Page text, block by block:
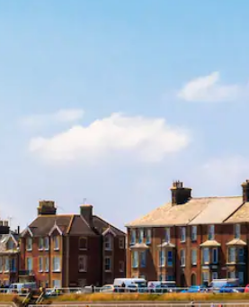
კლავიშები ზემოთ/ქვემოთ